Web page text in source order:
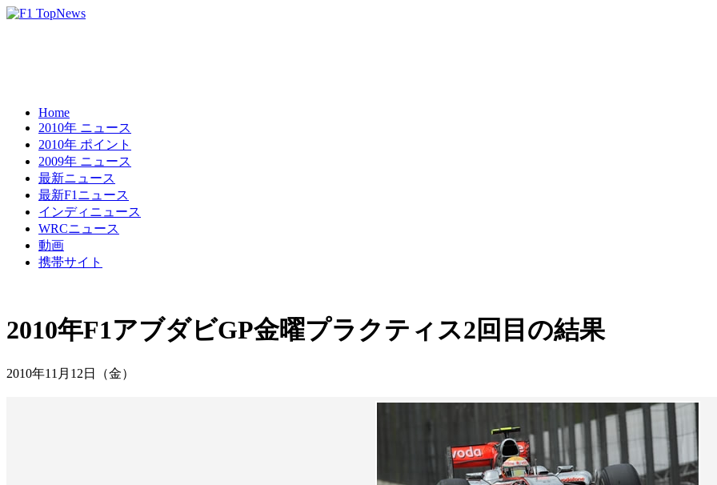
Home
2010年 ニュース
2010年 ポイント
2009年 ニュース
最新ニュース
最新F1ニュース
インディニュース
WRCニュース
動画
携帯サイト
2010年F1アブダビGP金曜プラクティス2回目の結果
2010年11月12日（金）